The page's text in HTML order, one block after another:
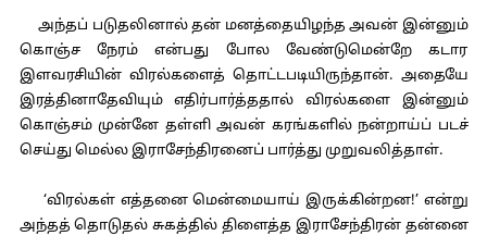
அந்தப் படுதலினால் தன் மனத்தையிழந்த அவன் இன்னும்
கொஞ்ச நேரம் என்பது போல வேண்டுமென்றே கடார
இளவரசியின் விரல்களைத் தொட்டபடியிருந்தான். அதையே
இரத்தினாதேவியும் எதிர்பார்த்ததால் விரல்களை இன்னும்
கொஞ்சம் முன்னே தள்ளி அவன் கரங்களில் நன்றாய்ப் படச்
செய்து மெல்ல இராசேந்திரனைப் பார்த்து முறுவலித்தாள்.
‘விரல்கள் எத்தனை மென்மையாய் இருக்கின்றன!’ என்று
அந்தத் தொடுதல் சுகத்தில் திளைத்த இராசேந்திரன் தன்னை